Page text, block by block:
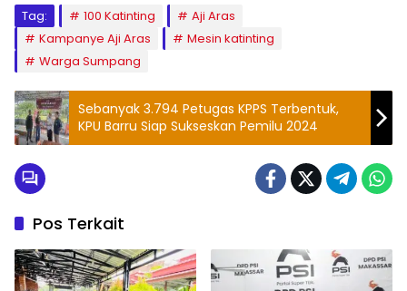
Tag: 100 Katinting
Aji Aras
Kampanye Aji Aras
Mesin katinting
Warga Sumpang
Sebanyak 3.794 Petugas KPPS Terbentuk,
KPU Barru Siap Sukseskan Pemilu 2024
Pos Terkait